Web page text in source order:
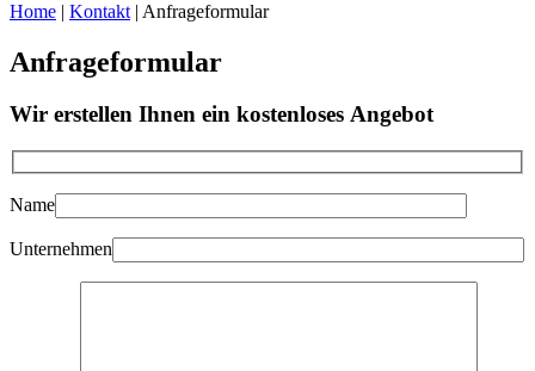
Home | Kontakt | Anfrageformular
Anfrageformular
Wir erstellen Ihnen ein kostenloses Angebot
Name
Unternehmen